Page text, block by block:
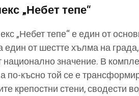
„Небет тепе“
„Небет тепе“ е един от
от шестте хълма на
национално значение. В
по-късно той се е
крепостни стени, сводести